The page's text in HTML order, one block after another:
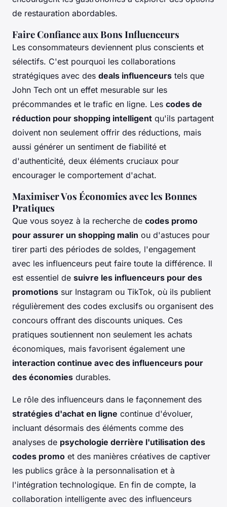
de restauration abordables.
Faire Confiance aux Bons Influenceurs
Les consommateurs deviennent plus conscients et
sélectifs. C'est pourquoi les collaborations
stratégiques avec des deals influenceurs tels que
John Tech ont un effet mesurable sur les
précommandes et le trafic en ligne. Les codes de
réduction pour shopping intelligent qu'ils partagent
doivent non seulement offrir des réductions, mais
aussi générer un sentiment de fiabilité et
d'authenticité, deux éléments cruciaux pour
encourager le comportement d'achat.
Maximiser Vos Économies avec les Bonnes
Pratiques
Que vous soyez à la recherche de codes promo
pour assurer un shopping malin ou d'astuces pour
tirer parti des périodes de soldes, l'engagement
avec les influenceurs peut faire toute la différence. Il
est essentiel de suivre les influenceurs pour des
promotions sur Instagram ou TikTok, où ils publient
régulièrement des codes exclusifs ou organisent des
concours offrant des discounts uniques. Ces
pratiques soutiennent non seulement les achats
économiques, mais favorisent également une
interaction continue avec des influenceurs pour
des économies durables.
Le rôle des influenceurs dans le façonnement des
stratégies d'achat en ligne continue d'évoluer,
incluant désormais des éléments comme des
analyses de psychologie derrière l'utilisation des
codes promo et des manières créatives de captiver
les publics grâce à la personnalisation et à
l'intégration technologique. En fin de compte, la
collaboration intelligente avec des influenceurs